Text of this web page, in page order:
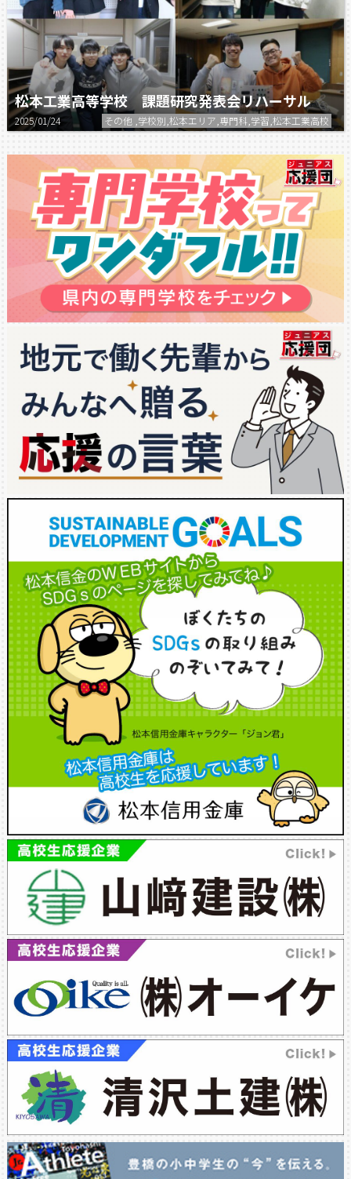
松本工業高等学校 課題研究発表会リハーサル
2025/01/24 その他 ,学校別,松本エリア,専門科,学習,松本工業高校